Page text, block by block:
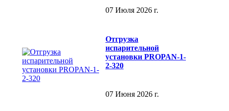
07 Июля 2026 г.
Отгрузка
испарительной
установки PROPAN-1-
2-320
07 Июня 2026 г.